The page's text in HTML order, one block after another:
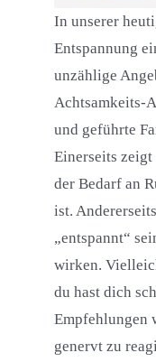
In unserer
Entspannung
unzählige
Achtsamkeits-
und geführte
Einerseits
der Bedarf an
ist.
„entspannt“
wirken.
du hast dich
Empfehlungen
genervt zu